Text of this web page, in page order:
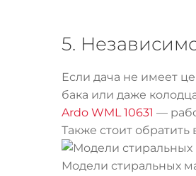
5.
Если дача не имеет
бака или даже
Ardo WML 10631 —
Также стоит
Модели стиральных